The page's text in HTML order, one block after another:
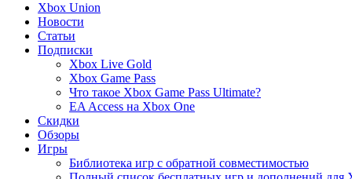
Xbox Union
Новости
Статьи
Подписки
Xbox Live Gold
Xbox Game Pass
Что такое Xbox Game Pass Ultimate?
EA Access на Xbox One
Скидки
Обзоры
Игры
Библиотека игр с обратной совместимостью